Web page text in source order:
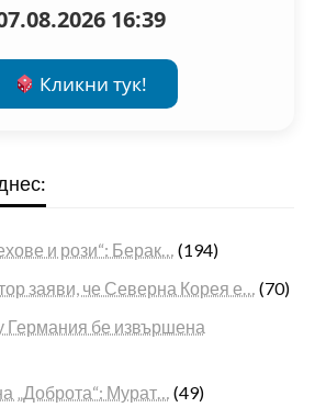
16:39
Кликни тук!
и рози“: Берак… (194)
заяви, че Северна Корея е… (70)
Германия бе извършена
„Доброта“: Мурат… (49)